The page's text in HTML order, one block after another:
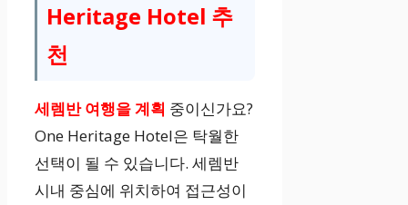
Heritage Hotel 추
천
세렘반 여행을 계획 중이신가요?
One Heritage Hotel은 탁월한
선택이 될 수 있습니다. 세렘반
시내 중심에 위치하여 접근성이